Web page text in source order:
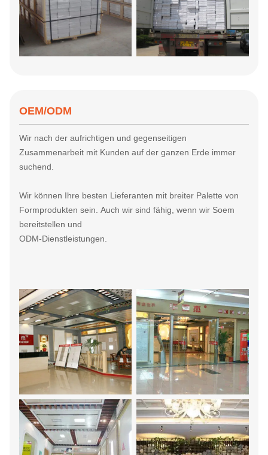
OEM/ODM
Wir nach der aufrichtigen und gegenseitigen
Zusammenarbeit mit Kunden auf der ganzen Erde immer
suchend.
Wir können Ihre besten Lieferanten mit breiter Palette von
Formprodukten sein. Auch wir sind fähig, wenn wir Soem
bereitstellen und
ODM-Dienstleistungen.